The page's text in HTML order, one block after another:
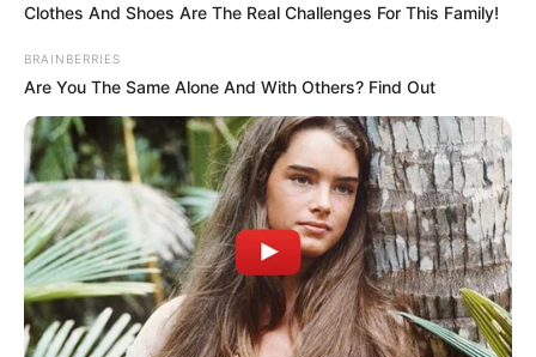
Clothes And Shoes Are The Real Challenges For This Family!
BRAINBERRIES
Are You The Same Alone And With Others? Find Out